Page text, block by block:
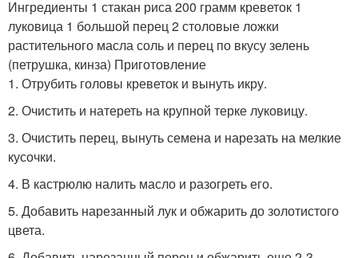
Ингредиенты 1 стакан риса 200 грамм креветок 1
луковица 1 большой перец 2 столовые ложки
растительного масла соль и перец по вкусу зелень
(петрушка, кинза) Приготовление
1. Отрубить головы креветок и вынуть икру.
2. Очистить и натереть на крупной терке луковицу.
3. Очистить перец, вынуть семена и нарезать на мелкие
кусочки.
4. В кастрюлю налить масло и разогреть его.
5. Добавить нарезанный лук и обжарить до золотистого
цвета.